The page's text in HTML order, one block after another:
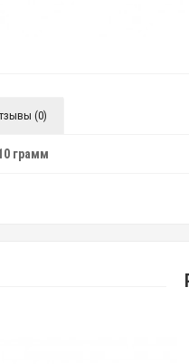
(0)
грамм